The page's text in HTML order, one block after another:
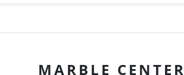
MARBLE CENTER